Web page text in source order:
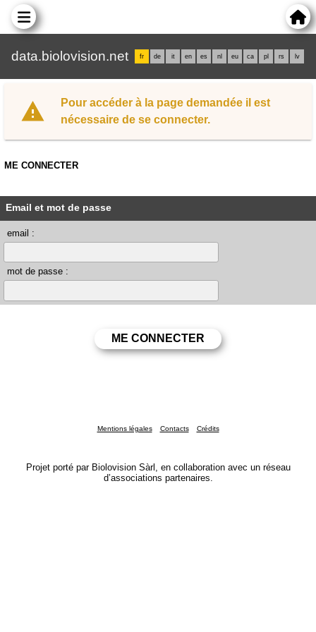
data.biolovision.net fr de it en es nl eu ca pl rs lv
Pour accéder à la page demandée il est
nécessaire de se connecter.
ME CONNECTER
Email et mot de passe
email :
mot de passe :
Mentions légales Contacts Crédits
Projet porté par Biolovision Sàrl, en collaboration avec un réseau
d’associations partenaires.